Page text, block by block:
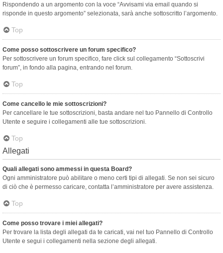
Rispondendo a un argomento con la voce “Avvisami via email quando si
risponde in questo argomento” selezionata, sarà anche sottoscritto l’argomento.
Top
Come posso sottoscrivere un forum specifico?
Per sottoscrivere un forum specifico, fare click sul collegamento “Sottoscrivi
forum”, in fondo alla pagina, entrando nel forum.
Top
Come cancello le mie sottoscrizioni?
Per cancellare le tue sottoscrizioni, basta andare nel tuo Pannello di Controllo
Utente e seguire i collegamenti alle tue sottoscrizioni.
Top
Allegati
Quali allegati sono ammessi in questa Board?
Ogni amministratore può abilitare o meno certi tipi di allegati. Se non sei sicuro
di ciò che è permesso caricare, contatta l’amministratore per avere assistenza.
Top
Come posso trovare i miei allegati?
Per trovare la lista degli allegati da te caricati, vai nel tuo Pannello di Controllo
Utente e segui i collegamenti nella sezione degli allegati.